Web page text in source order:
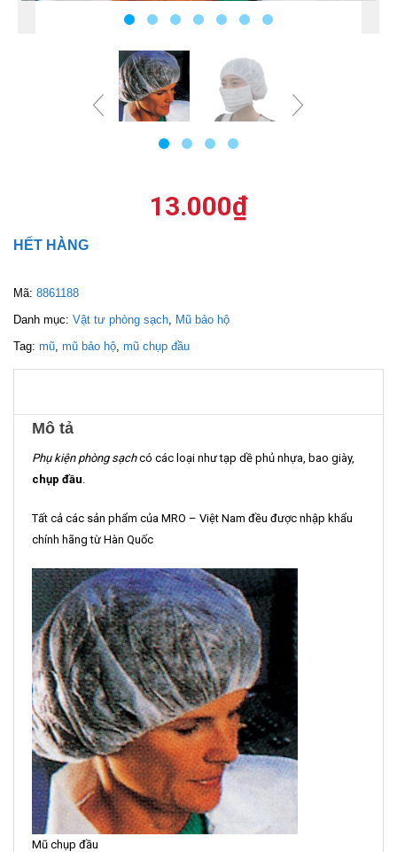
13.000₫
HẾT HÀNG
Mã: 8861188
Danh mục: Vật tư phòng sạch, Mũ bảo hộ
Tag: mũ, mũ bảo hộ, mũ chụp đầu
Mô tả
Phụ kiện phòng sạchcó các loại như tạp dề phủ nhựa, bao giày,
chụp đầu.
Tất cả các sản phẩm của MRO – Việt Nam đều được nhập khẩu
chính hãng từ Hàn Quốc
Mũ chụp đầu